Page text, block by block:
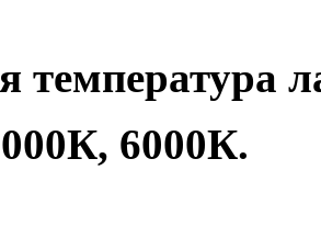
температура
6000К.